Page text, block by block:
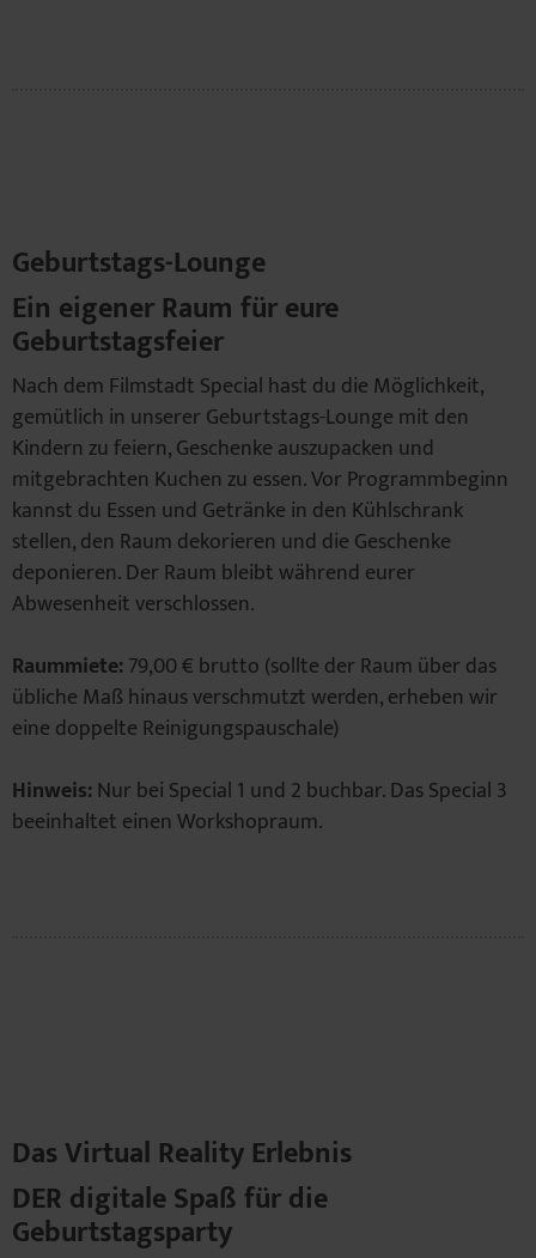
Geburtstags-Lounge
Ein eigener Raum für eure
Geburtstagsfeier
Nach dem Filmstadt Special hast du die Möglichkeit,
gemütlich in unserer Geburtstags-Lounge mit den
Kindern zu feiern, Geschenke auszupacken und
mitgebrachten Kuchen zu essen. Vor Programmbeginn
kannst du Essen und Getränke in den Kühlschrank
stellen, den Raum dekorieren und die Geschenke
deponieren. Der Raum bleibt während eurer
Abwesenheit verschlossen.
Raummiete:79,00 € brutto (sollte der Raum über das
übliche Maß hinaus verschmutzt werden, erheben wir
eine doppelte Reinigungspauschale)
Hinweis:Nur bei Special 1 und 2 buchbar. Das Special 3
beeinhaltet einen Workshopraum.
Das Virtual Reality Erlebnis
DER digitale Spaß für die
Geburtstagsparty